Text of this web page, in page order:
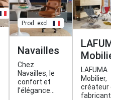
Prod. excl.
Navailles
Chez
Navailles, le
confort et
l’élégance
Mobilier
LAFUMA
Mobilier,
créateur et
fabricant